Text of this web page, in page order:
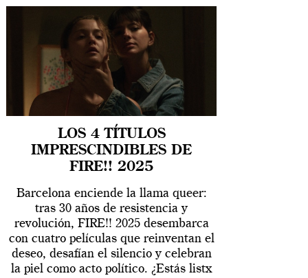
LOS 4 TÍTULOS
IMPRESCINDIBLES DE
FIRE!! 2025
Barcelona enciende la llama queer:
tras 30 años de resistencia y
revolución, FIRE!! 2025 desembarca
con cuatro películas que reinventan el
deseo, desafían el silencio y celebran
la piel como acto político. ¿Estás listx